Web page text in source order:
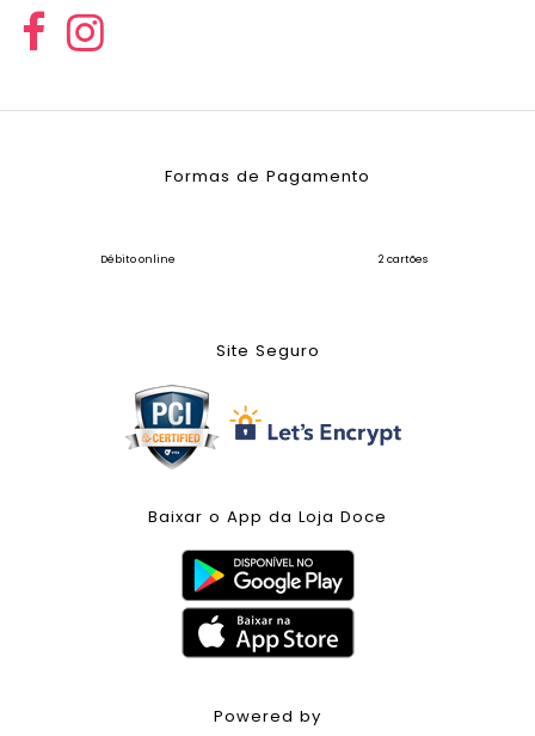
Formas de Pagamento
Débito online 2 cartões
Site Seguro
Baixar o App da Loja Doce
Powered by